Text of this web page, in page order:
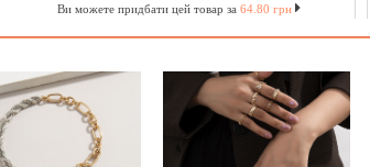
Ви можете придбати цей товар за64.80 грн